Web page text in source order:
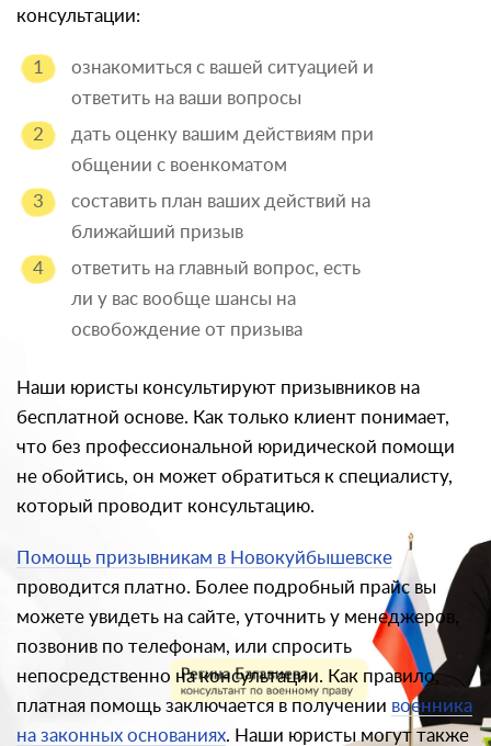
консультации:
ознакомиться с вашей ситуацией и
ответить на ваши вопросы
дать оценку вашим действиям при
общении с военкоматом
составить план ваших действий на
ближайший призыв
ответить на главный вопрос, есть
ли у вас вообще шансы на
освобождение от призыва
Наши юристы консультируют призывников на
бесплатной основе. Как только клиент понимает,
что без профессиональной юридической помощи
не обойтись, он может обратиться к специалисту,
который проводит консультацию.
Помощь призывникам в Новокуйбышевске
проводится платно. Более подробный прайс вы
можете увидеть на сайте, уточнить у менеджеров,
позвонив по телефонам, или спросить
непосредственно на консультации. Как правило,
платная помощь заключается в получении военника
на законных основаниях. Наши юристы могут также